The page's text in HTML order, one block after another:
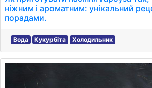
ніжним і ароматним: унікальний
порадами.
Вода Кукурбіта Холодильник